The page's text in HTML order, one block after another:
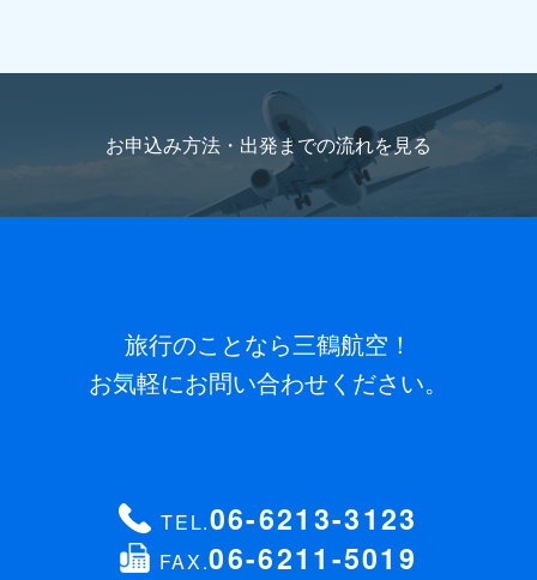
お申込み方法・出発までの流れを見る
旅行のことなら三鶴航空！
お気軽にお問い合わせください。
TEL.06-6213-3123
FAX.06-6211-5019